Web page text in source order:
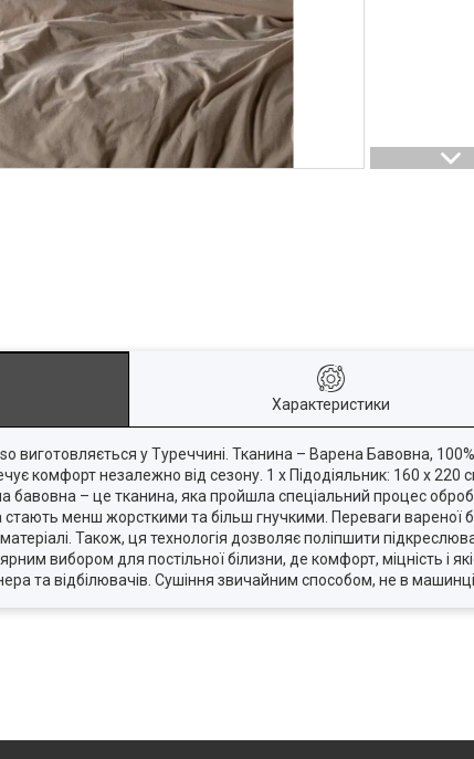
Характеристики
виготовляється у Туреччині. Тканина – Варена Бавовна,
комфорт незалежно від сезону. 1 х Підодіяльник: 160 х
бавовна – це тканина, яка пройшла спеціальний процес
стають менш жорсткими та більш гнучкими. Переваги вареної
Також, ця технологія дозволяє поліпшити
вибором для постільної білизни, де комфорт, міцність і
та відбілювачів. Сушіння звичайним способом, не в машинці